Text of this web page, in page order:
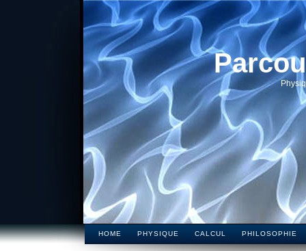
HOME PHYSIQUE CALCUL PHILOSOPHIE